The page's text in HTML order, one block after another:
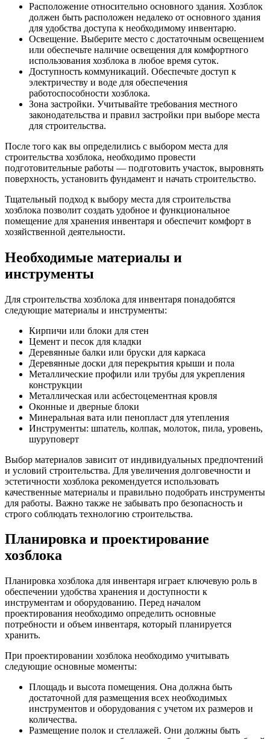
Расположение относительно основного здания. Хозблок
должен быть расположен недалеко от основного здания
для удобства доступа к необходимому инвентарю.
Освещение. Выберите место с достаточным освещением
или обеспечьте наличие освещения для комфортного
использования хозблока в любое время суток.
Доступность коммуникаций. Обеспечьте доступ к
электричеству и воде для обеспечения
работоспособности хозблока.
Зона застройки. Учитывайте требования местного
законодательства и правил застройки при выборе места
для строительства.
После того как вы определились с выбором места для
строительства хозблока, необходимо провести
подготовительные работы — подготовить участок, выровнять
поверхность, установить фундамент и начать строительство.
Тщательный подход к выбору места для строительства
хозблока позволит создать удобное и функциональное
помещение для хранения инвентаря и обеспечит комфорт в
хозяйственной деятельности.
Необходимые материалы и
инструменты
Для строительства хозблока для инвентаря понадобятся
следующие материалы и инструменты:
Кирпичи или блоки для стен
Цемент и песок для кладки
Деревянные балки или бруски для каркаса
Деревянные доски для перекрытия крыши и пола
Металлические профили или трубы для укрепления
конструкции
Металлическая или асбестоцементная кровля
Оконные и дверные блоки
Минеральная вата или пенопласт для утепления
Инструменты: шпатель, колпак, молоток, пила, уровень,
шуруповерт
Выбор материалов зависит от индивидуальных предпочтений
и условий строительства. Для увеличения долговечности и
эстетичности хозблока рекомендуется использовать
качественные материалы и правильно подобрать инструменты
для работы. Важно также не забывать про безопасность и
строго соблюдать технологию строительства.
Планировка и проектирование
хозблока
Планировка хозблока для инвентаря играет ключевую роль в
обеспечении удобства хранения и доступности к
инструментам и оборудованию. Перед началом
проектирования необходимо определить основные
потребности и объем инвентаря, который планируется
хранить.
При проектировании хозблока необходимо учитывать
следующие основные моменты:
Площадь и высота помещения. Она должна быть
достаточной для размещения всех необходимых
инструментов и оборудования с учетом их размеров и
количества.
Размещение полок и стеллажей. Они должны быть